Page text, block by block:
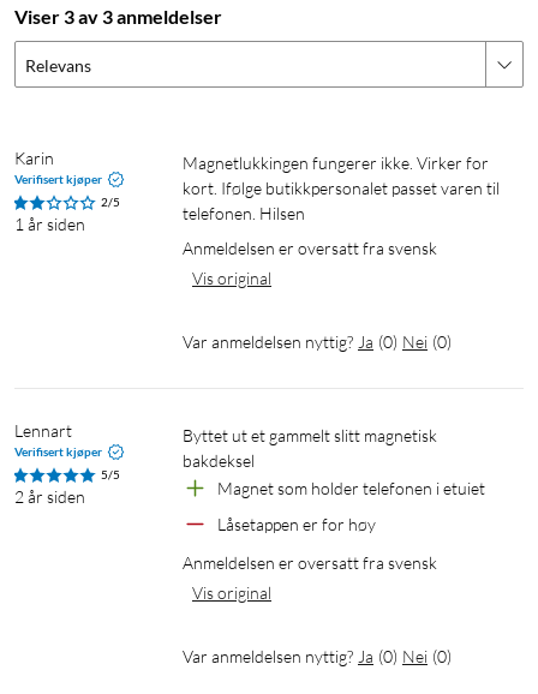
Viser 3 av 3 anmeldelser
Relevans
Karin
Verifisert kjøper
2/5
1 år siden
Magnetlukkingen fungerer ikke. Virker for
kort. Ifølge butikkpersonalet passet varen til
telefonen. Hilsen
Anmeldelsen er oversatt fra svensk
Vis original
Var anmeldelsen nyttig? Ja (0) Nei (0)
Lennart
Verifisert kjøper
5/5
2 år siden
Byttet ut et gammelt slitt magnetisk
bakdeksel
Magnet som holder telefonen i etuiet
Låsetappen er for høy
Anmeldelsen er oversatt fra svensk
Vis original
Var anmeldelsen nyttig? Ja (0) Nei (0)